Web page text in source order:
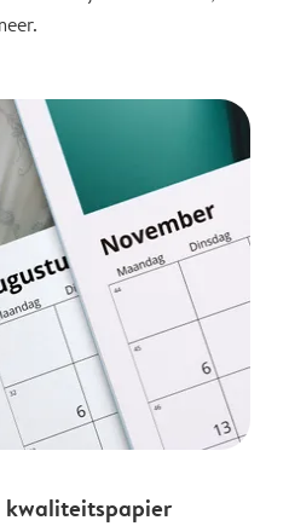
kwaliteitspapier